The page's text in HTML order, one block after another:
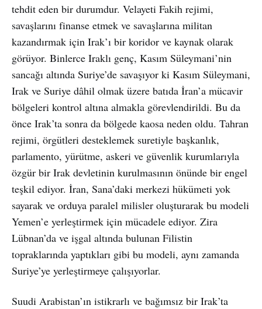
tehdit eden bir durumdur. Velayeti Fakih rejimi,
savaşlarını finanse etmek ve savaşlarına militan
kazandırmak için Irak’ı bir koridor ve kaynak olarak
görüyor. Binlerce Iraklı genç, Kasım Süleymani’nin
sancağı altında Suriye’de savaşıyor ki Kasım Süleymani,
Irak ve Suriye dâhil olmak üzere batıda İran’a mücavir
bölgeleri kontrol altına almakla görevlendirildi. Bu da
önce Irak’ta sonra da bölgede kaosa neden oldu. Tahran
rejimi, örgütleri desteklemek suretiyle başkanlık,
parlamento, yürütme, askeri ve güvenlik kurumlarıyla
özgür bir Irak devletinin kurulmasının önünde bir engel
teşkil ediyor. İran, Sana’daki merkezi hükümeti yok
sayarak ve orduya paralel milisler oluşturarak bu modeli
Yemen’e yerleştirmek için mücadele ediyor. Zira
Lübnan’da ve işgal altında bulunan Filistin
topraklarında yaptıkları gibi bu modeli, aynı zamanda
Suriye’ye yerleştirmeye çalışıyorlar.
Suudi Arabistan’ın istikrarlı ve bağımsız bir Irak’ta